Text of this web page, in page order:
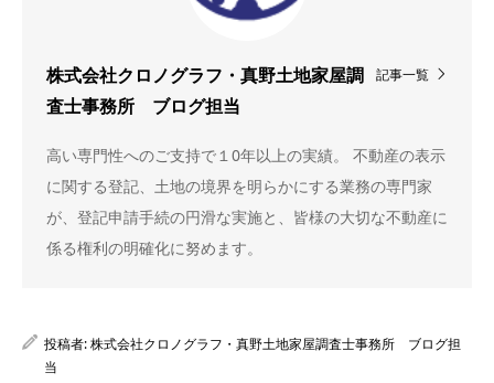
記事一覧
株式会社クロノグラフ・真野土地家屋調
査士事務所 ブログ担当
高い専門性へのご支持で１0年以上の実績。 不動産の表示
に関する登記、土地の境界を明らかにする業務の専門家
が、登記申請手続の円滑な実施と、皆様の大切な不動産に
係る権利の明確化に努めます。
投稿者:株式会社クロノグラフ・真野土地家屋調査士事務所 ブログ担
当